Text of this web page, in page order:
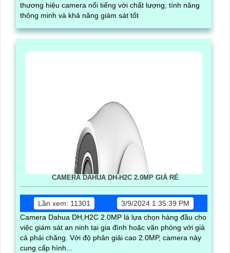
thương hiệu camera nổi tiếng với chất lượng, tính năng
thông minh và khả năng giám sát tốt
CAMERA DAHUA DH-H2C 2.0MP GIÁ RẺ
Lần xem: 11301
3/9/2024 1:35:39 PM
Camera Dahua DH,H2C 2.0MP là lựa chọn hàng đầu cho
việc giám sát an ninh tại gia đình hoặc văn phòng với giá
cả phải chăng. Với độ phân giải cao 2.0MP, camera này
cung cấp hình...